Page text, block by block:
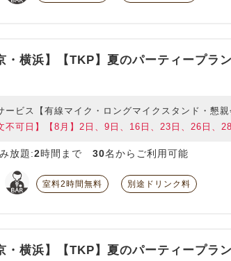
・横浜】【TKP】夏のパーティープラ
ービス【有線マイク・ロングマイクスタンド・懇親
不可日】【8月】2日、9日、16日、23日、26日
放題:2時間まで 30名からご利用可能
室料2時間無料 別途ドリンク料
・横浜】【TKP】夏のパーティープラ